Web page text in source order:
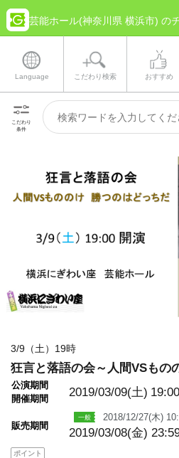
芸能ホール(神奈川県 横浜市) の
Language こだわり検索 おすすめ
こだわり
条件
3/9（土）19時
狂言と落語の会～人間VSも
公演期間
開催期間
2019/03/09(土) 19:00
販売期間
2018/12/27(木)
2019/03/08(金)
ポイント